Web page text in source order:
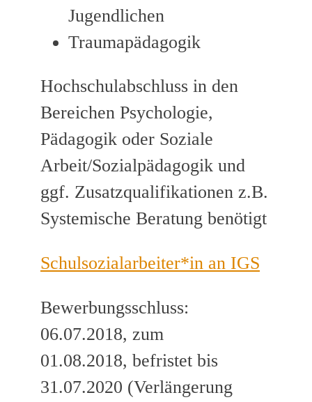
Jugendlichen
Traumapädagogik
Hochschulabschluss in den
Bereichen Psychologie,
Pädagogik oder Soziale
Arbeit/Sozialpädagogik und
ggf. Zusatzqualifikationen z.B.
Systemische Beratung benötigt
Schulsozialarbeiter*in an IGS
Bewerbungsschluss:
06.07.2018, zum
01.08.2018, befristet bis
31.07.2020 (Verlängerung